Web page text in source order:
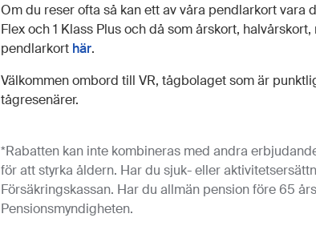
Om du reser ofta så kan ett av våra pendlarkort
Flex och 1 Klass Plus och då som årskort,
pendlarkort här.
Välkommen ombord till VR, tågbolaget som är
tågresenärer.
*Rabatten kan inte kombineras med andra
för att styrka åldern. Har du sjuk- eller
Försäkringskassan. Har du allmän pension före 65
Pensionsmyndigheten.